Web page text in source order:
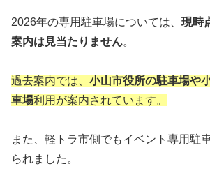
2026年の専用駐車場については、 現時
案内は見当たりません。
過去案内では、 小山市役所の駐車場や
車場利用が案内されています。
また、軽トラ市側でもイベント専用駐
られました。